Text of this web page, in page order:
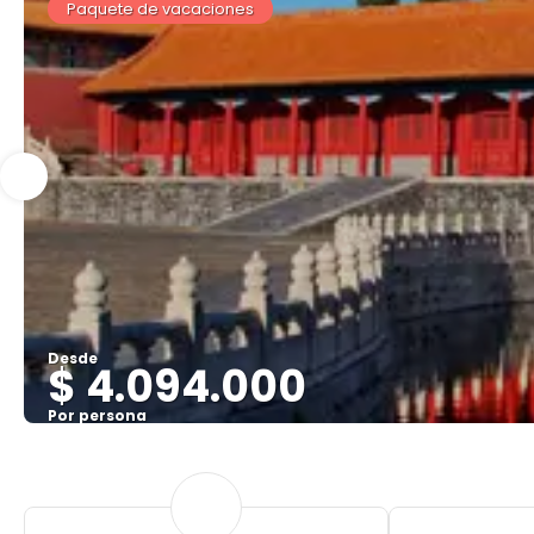
Paquete de vacaciones
Desde
$ 4.094.000
Por persona